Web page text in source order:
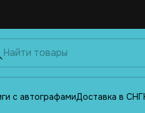
с автографамиДоставка в СНГ